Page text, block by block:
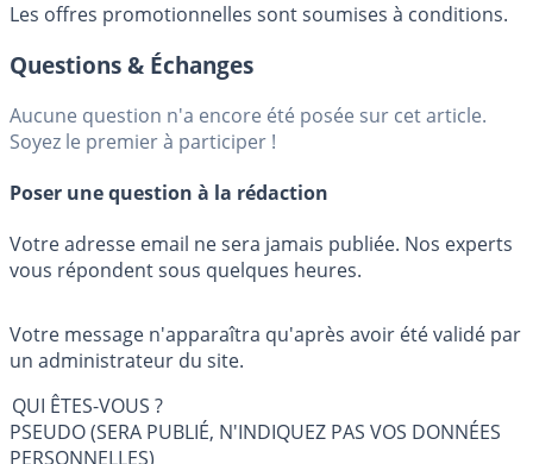
Les offres promotionnelles sont soumises à conditions.
Questions & Échanges
Aucune question n'a encore été posée sur cet article.
Soyez le premier à participer !
Poser une question à la rédaction
Votre adresse email ne sera jamais publiée. Nos experts
vous répondent sous quelques heures.
Votre message n'apparaîtra qu'après avoir été validé par
un administrateur du site.
QUI ÊTES-VOUS ?
PSEUDO (SERA PUBLIÉ, N'INDIQUEZ PAS VOS DONNÉES
PERSONNELLES)